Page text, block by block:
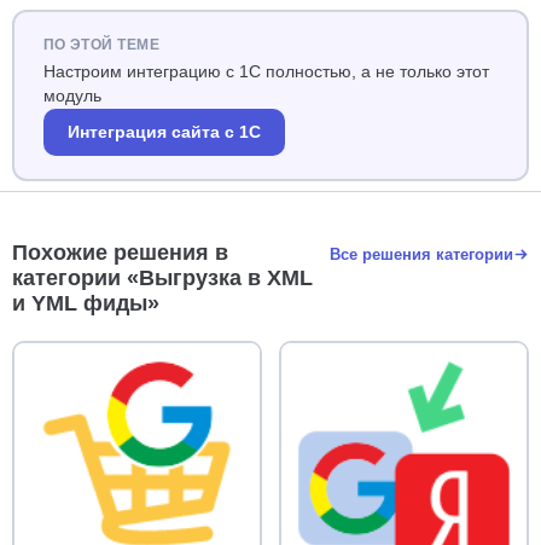
ПО ЭТОЙ ТЕМЕ
Настроим интеграцию с 1С полностью, а не только этот
модуль
Интеграция сайта с 1С
Похожие решения в
категории «Выгрузка в XML
и YML фиды»
Все решения категории